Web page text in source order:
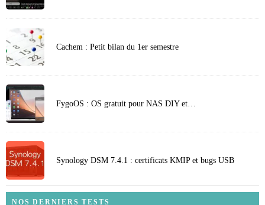
Cachem : Petit bilan du 1er semestre
FygoOS : OS gratuit pour NAS DIY et…
Synology DSM 7.4.1 : certificats KMIP et bugs USB
NOS DERNIERS TESTS